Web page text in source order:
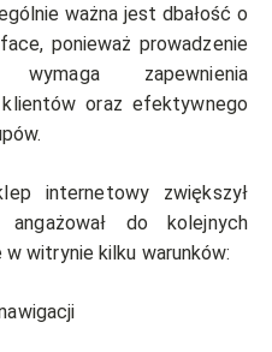
ważna jest dbałość o
ponieważ prowadzenie
zapewnienia
oraz efektywnego
internetowy zwiększył
do kolejnych
w witrynie kilku warunków: